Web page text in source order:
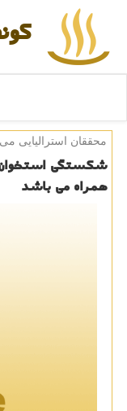
محققان استرالیایی می
شكستگی استخوان
همراه می باشد